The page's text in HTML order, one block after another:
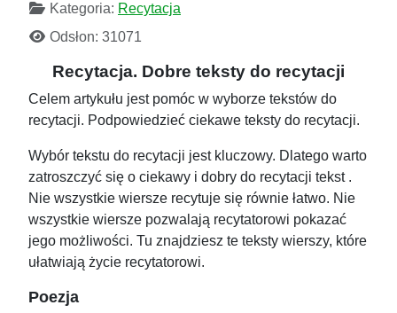
Kategoria: Recytacja
Odsłon: 31071
Recytacja. Dobre teksty do recytacji
Celem artykułu jest pomóc w wyborze tekstów do
recytacji. Podpowiedzieć ciekawe teksty do recytacji.
Wybór tekstu do recytacji jest kluczowy. Dlatego warto
zatroszczyć się o ciekawy i dobry do recytacji tekst .
Nie wszystkie wiersze recytuje się równie łatwo. Nie
wszystkie wiersze pozwalają recytatorowi pokazać
jego możliwości. Tu znajdziesz te teksty wierszy, które
ułatwiają życie recytatorowi.
Poezja